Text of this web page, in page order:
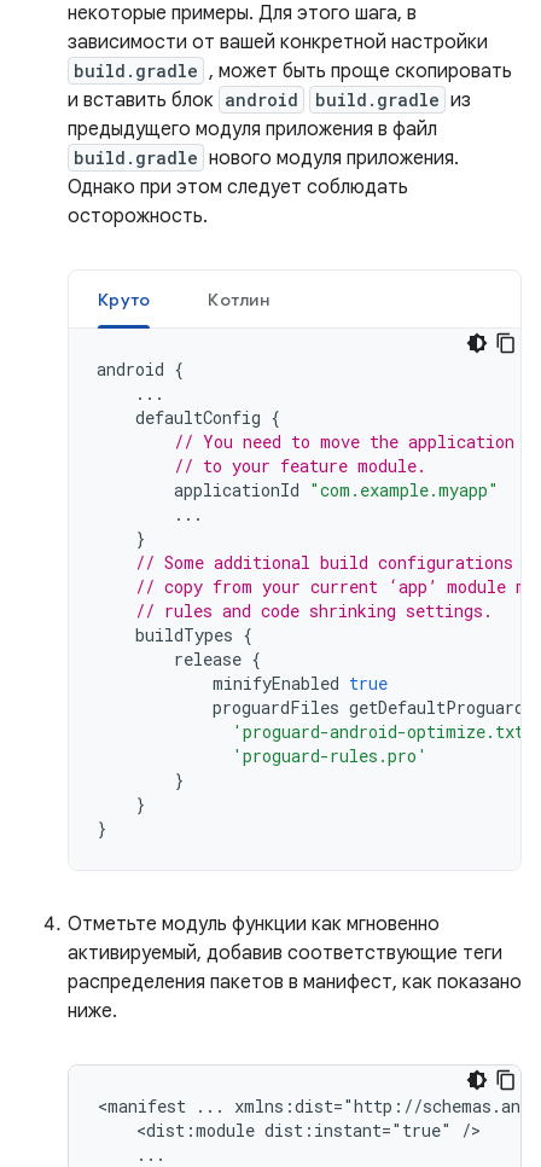
некоторые примеры. Для этого шага, в
зависимости от вашей конкретной настройки
build.gradle , может быть проще скопировать
и вставить блок android build.gradle из
предыдущего модуля приложения в файл
build.gradle нового модуля приложения.
Однако при этом следует соблюдать
осторожность.
Круто Котлин
android {
...
defaultConfig {
// You need to move the application
// to your feature module.
applicationId "com.example.myapp"
...
}
// Some additional build configurations
// copy from your current ‘app’ module
// rules and code shrinking settings.
buildTypes {
release {
minifyEnabled true
proguardFiles
'proguard-android-optimize.txt'
'proguard-rules.pro'
}
}
}
Отметьте модуль функции как мгновенно
активируемый, добавив соответствующие теги
распределения пакетов в манифест, как показано
ниже.
<manifest ...
<dist:module dist:instant="true"
...